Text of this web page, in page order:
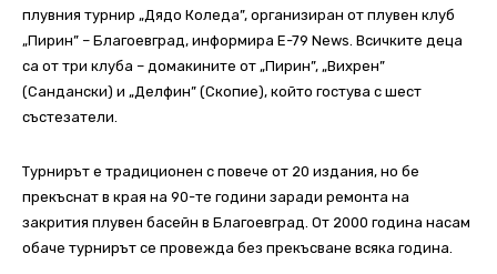
плувния турнир „Дядо Коледа”, организиран от плувен клуб
„Пирин” – Благоевград, информира E-79 News. Всичките деца
са от три клуба – домакините от „Пирин”, „Вихрен”
(Сандански) и „Делфин” (Скопие), който гостува с шест
състезатели.
Турнирът е традиционен с повече от 20 издания, но бе
прекъснат в края на 90-те години заради ремонта на
закрития плувен басейн в Благоевград. От 2000 година насам
обаче турнирът се провежда без прекъсване всяка година.